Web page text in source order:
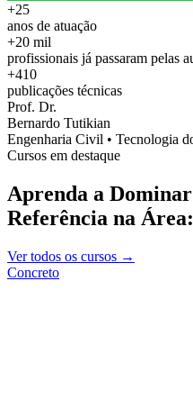
+25
anos de atuação
+20 mil
profissionais já passaram pelas
+410
publicações técnicas
Prof. Dr.
Bernardo Tutikian
Engenharia Civil • Tecnologia
Cursos em destaque
Aprenda a
Referência na Área:
Ver todos os cursos →
Concreto